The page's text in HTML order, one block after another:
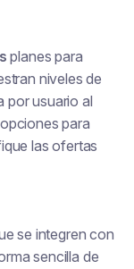
planes para
niveles de
por usuario al
para
las ofertas
se integren con
sencilla de